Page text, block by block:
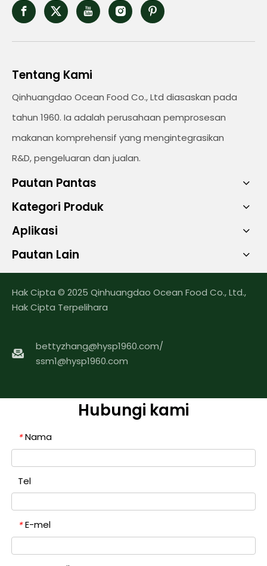
Tentang Kami
Qinhuangdao Ocean Food Co., Ltd diasaskan pada
tahun 1960. Ia adalah perusahaan pemprosesan
makanan komprehensif yang mengintegrasikan
R&D, pengeluaran dan jualan.
Pautan Pantas
Kategori Produk
Aplikasi
Pautan Lain
Hak Cipta © 2025 Qinhuangdao Ocean Food Co., Ltd.,
Hak Cipta Terpelihara
bettyzhang@hysp1960.com/
ssm1@hysp1960.com
Hubungi kami
* Nama
Tel
* E-mel